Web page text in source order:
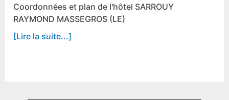
Coordonnées et plan de l'hôtel SARROUY
RAYMOND MASSEGROS (LE)
[Lire la suite...]